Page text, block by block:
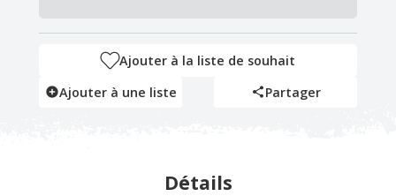
Ajouter à la liste de souhait
Ajouter à une liste
Partager
Détails